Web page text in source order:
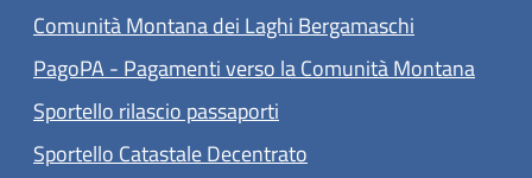
Comunità Montana dei Laghi Bergamaschi
PagoPA - Pagamenti verso la Comunità Montana
Sportello rilascio passaporti
Sportello Catastale Decentrato